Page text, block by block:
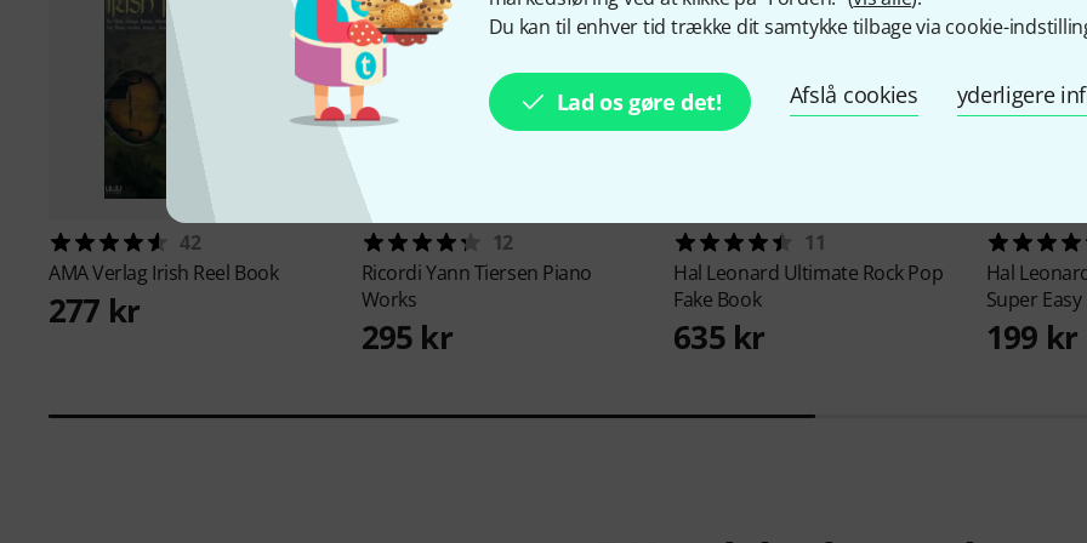
Du kan til enhver tid trække dit samtykke tilbage via cookie-
Lad os gøre det! Afslå cookies yderligere
42
AMA Verlag Irish Reel Book
277 kr
12
RicordiYann Tiersen Piano
Works
295 kr
11
Hal Leonard Ultimate Rock Pop
Fake Book
635 kr
Hal
Super Easy
199 kr